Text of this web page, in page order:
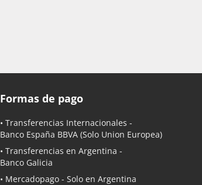
Formas de pago
• Transferencias Internacionales -
Banco España BBVA (Solo Union Europea)
• Transferencias en Argentina -
Banco Galicia
• Mercadopago - Solo en Argentina